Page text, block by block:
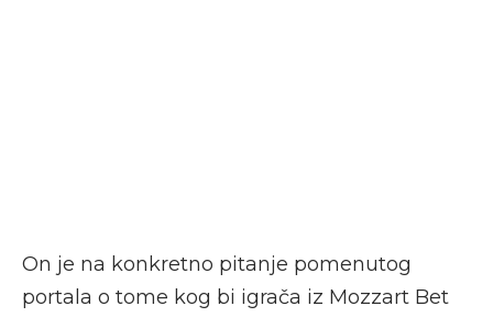
On je na konkretno pitanje pomenutog
portala o tome kog bi igrača iz Mozzart Bet